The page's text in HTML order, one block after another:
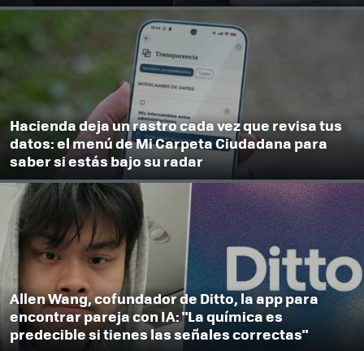
Hacienda deja un rastro cada vez que revisa tus
datos: el menú de Mi Carpeta Ciudadana para
saber si estás bajo su radar
Allen Wang, cofundador de Ditto, la app para
encontrar pareja con IA: "La química es
predecible si tienes las señales correctas"